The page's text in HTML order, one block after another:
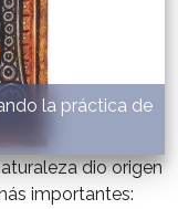
la práctica de
dio origen
importantes: